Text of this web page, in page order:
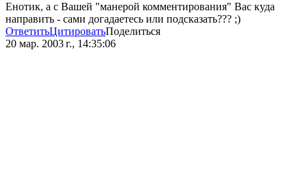
Енотик, а с Вашей "манерой комментирования" Вас куда
направить - сами догадаетесь или подсказать??? ;)
ОтветитьЦитироватьПоделиться
20 мар. 2003 г., 14:35:06